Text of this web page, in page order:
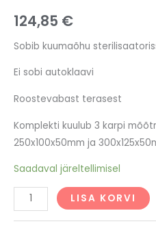
124,85 €
Sobib kuumaõhu
Ei sobi autoklaavi
Roostevabast terasest
Komplekti kuulub 3 karpi
250x100x50mm ja
Saadaval järeltellimisel
LISA KORVI